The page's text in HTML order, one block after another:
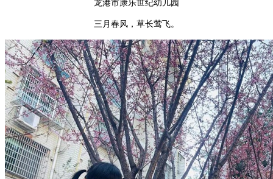
龙港市康乐世纪幼儿园
三月春风，草长莺飞。